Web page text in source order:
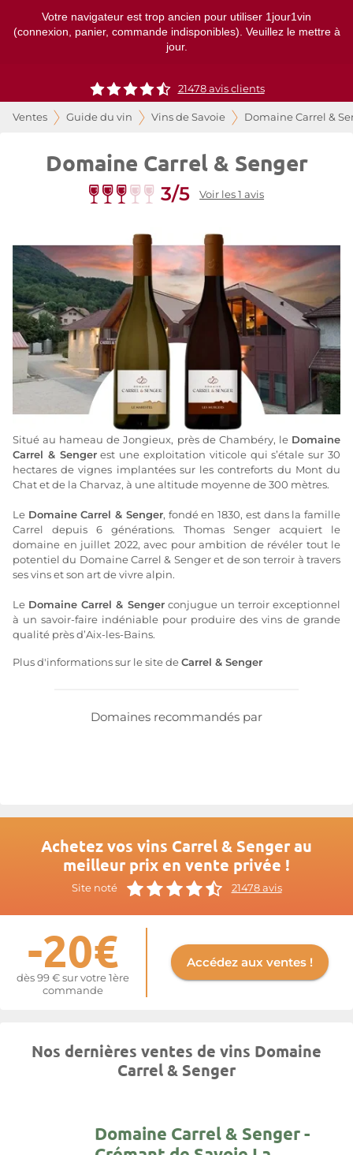
Votre navigateur est trop ancien pour utiliser 1jour1vin
(connexion, panier, commande indisponibles). Veuillez le mettre à
jour.
21478avis clients
Ventes Guide du vin Vins de Savoie Domaine Carrel &
Domaine Carrel & Senger
3/5 Voir les 1 avis
Situé au hameau de Jongieux, près de Chambéry, le Domaine
Carrel & Sengerest une exploitation viticole qui s’étale sur 30
hectares de vignes implantées sur les contreforts du Mont du
Chat et de la Charvaz, à une altitude moyenne de 300 mètres.
Le Domaine Carrel & Senger, fondé en 1830, est dans la famille
Carrel depuis 6 générations. Thomas Senger acquiert le
domaine en juillet 2022, avec pour ambition de révéler tout le
potentiel du Domaine Carrel & Senger et de son terroir à travers
ses vins et son art de vivre alpin.
Le Domaine Carrel & Sengerconjugue un terroir exceptionnel
à un savoir-faire indéniable pour produire des vins de grande
qualité près d’Aix-les-Bains.
Plus d'informations sur le site de Carrel & Senger
Domaines recommandés par
Achetez vos vins Carrel & Senger au
meilleur prix en vente privée !
Site noté 21478 avis
-20€
dès 99 € sur votre 1ère
commande
Accédez aux ventes !
Nos dernières ventes de vins Domaine
Carrel & Senger
Domaine Carrel & Senger -